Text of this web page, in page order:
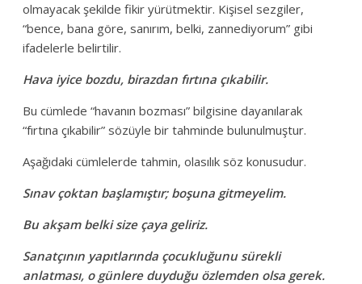
olmayacak şekilde fikir yürütmektir. Kişisel sezgiler,
“bence, bana göre, sanırım, belki, zannediyorum” gibi
ifadelerle belirtilir.
Hava iyice bozdu, birazdan fırtına çıkabilir.
Bu cümlede “havanın bozması” bilgisine dayanılarak
“fırtına çıkabilir” sözüyle bir tahminde bulunulmuştur.
Aşağıdaki cümlelerde tahmin, olasılık söz konusudur.
Sınav çoktan başlamıştır; boşuna gitmeyelim.
Bu akşam belki size çaya geliriz.
Sanatçının yapıtlarında çocukluğunu sürekli
anlatması, o günlere duyduğu özlemden olsa gerek.